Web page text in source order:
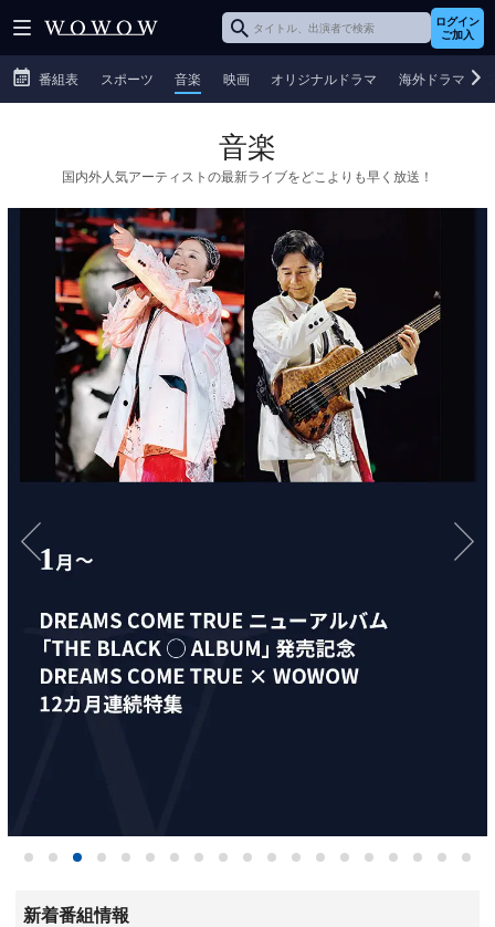
ログイン
ご加入
番組表 スポーツ 音楽 映画 オリジナルドラマ 海外ドラマ
音楽
国内外人気アーティストの最新ライブをどこよりも早く放送！
新着番組情報